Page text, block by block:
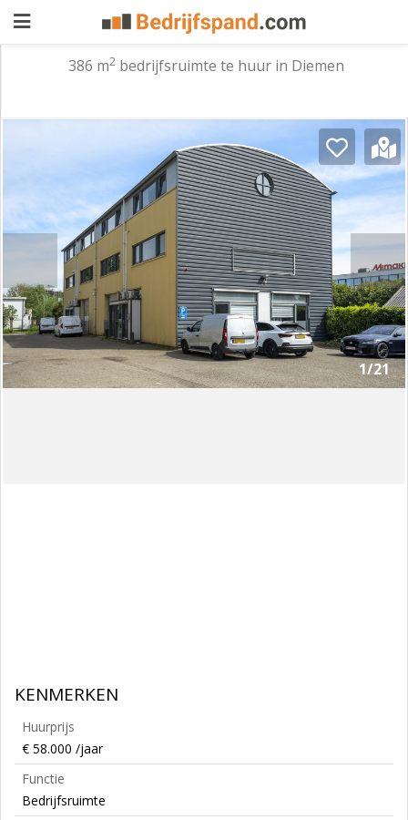
Waarom
adverteren
Premium
adverteren
Blog
Registreren
Login
386 m2bedrijfsruimte te huur in Diemen
1/21
KENMERKEN
Huurprijs
€ 58.000 /jaar
Functie
Bedrijfsruimte